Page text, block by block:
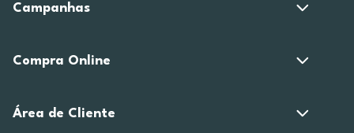
Campanhas
Compra Online
Área de Cliente